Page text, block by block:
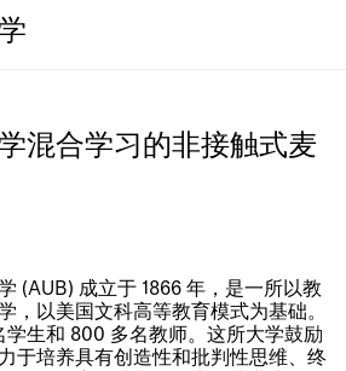
混合学习的非接触式麦
(AUB) 成立于 1866 年，是一所以教
，以美国文科高等教育模式为基础。
生和 800 多名教师。这所大学鼓励
于培养具有创造性和批判性思维、终